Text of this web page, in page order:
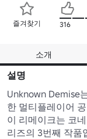
즐겨찾기 316
소개
설명
Unknown Demise
한 멀티플레이어
이 리메이크는 코
리즈의 3번째 작품